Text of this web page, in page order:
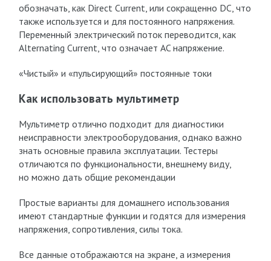
обозначать, как Direct Current, или сокращенно DC, что
также используется и для постоянного напряжения.
Переменный электрический поток переводится, как
Alternating Current, что означает AC напряжение.
«Чистый» и «пульсирующий» постоянные токи
Как использовать мультиметр
Мультиметр отлично подходит для диагностики
неисправности электрооборудования, однако важно
знать основные правила эксплуатации. Тестеры
отличаются по функциональности, внешнему виду,
но можно дать общие рекомендации
Простые варианты для домашнего использования
имеют стандартные функции и годятся для измерения
напряжения, сопротивления, силы тока.
Все данные отображаются на экране, а измерения